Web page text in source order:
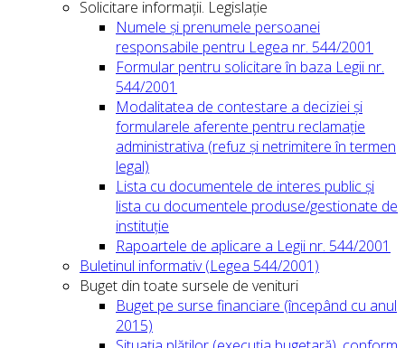
Solicitare informații. Legislație
Numele și prenumele persoanei
responsabile pentru Legea nr. 544/2001
Formular pentru solicitare în baza Legii nr.
544/2001
Modalitatea de contestare a deciziei și
formularele aferente pentru reclamație
administrativa (refuz și netrimitere în termen
legal)
Lista cu documentele de interes public și
lista cu documentele produse/gestionate de
instituție
Rapoartele de aplicare a Legii nr. 544/2001
Buletinul informativ (Legea 544/2001)
Buget din toate sursele de venituri
Buget pe surse financiare (începând cu anul
2015)